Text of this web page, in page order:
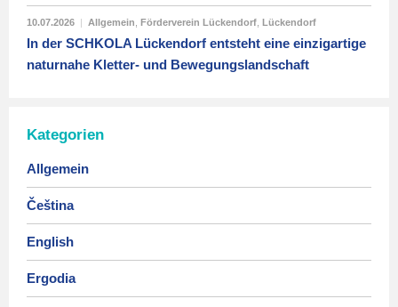
10.07.2026 | Allgemein Förderverein Lückendorf Lückendorf
In der SCHKOLA Lückendorf entsteht eine einzigartige
naturnahe Kletter- und Bewegungslandschaft
Kategorien
Allgemein
Čeština
English
Ergodia